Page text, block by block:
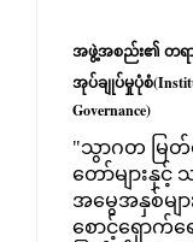
အဖွဲ့အစည်း၏ တရာ
အုပ်ချုပ်မှုပုံစံ
Governance)
"သွာဂတ မြ
တော်များနှ
အမွေအနှစ်မျ
စောင့်ရှောက်